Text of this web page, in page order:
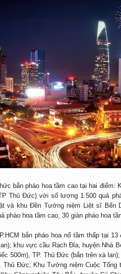
bắn pháo hoa tầm cao tại hai
Thủ Đức) với số lượng 1.500 quả
và khu Đền Tưởng niệm Liệt sĩ
pháo hoa tầm cao, 30 giàn pháo hoa
bắn pháo hoa nổ tầm thấp tại
khu vực cầu Rạch Đỉa, huyện Nhà
500m), TP. Thủ Đức (bắn trên xà
Thủ Đức; Khu Tưởng niệm Cuộc Tổng